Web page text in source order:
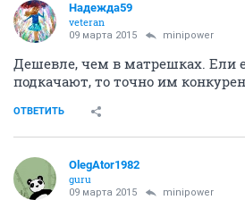
Надежда59
veteran
09 марта 2015 minipower
Дешевле, чем в матрешках. Ели
подкачают, то точно им
ОТВЕТИТЬ
OlegAtor1982
guru
09 марта 2015 minipower